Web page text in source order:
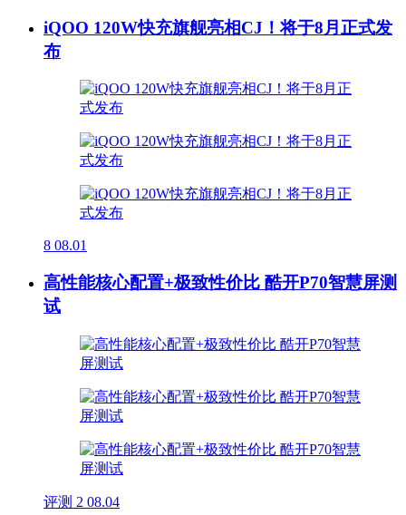
iQOO 120W快充旗舰亮相CJ！将于8月正式发
布
8 08.01
高性能核心配置+极致性价比 酷开P70智慧屏测
试
评测 2 08.04